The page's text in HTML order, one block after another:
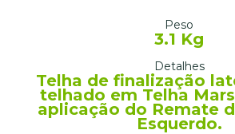
Peso
3.1 Kg
Detalhes
Telha de finalização
telhado em Telha
aplicação do Remate
Esquerdo.